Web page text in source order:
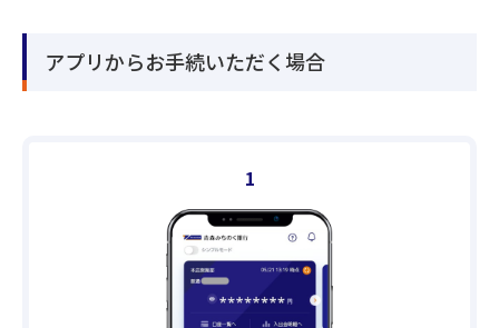
アプリからお手続いただく場合
1